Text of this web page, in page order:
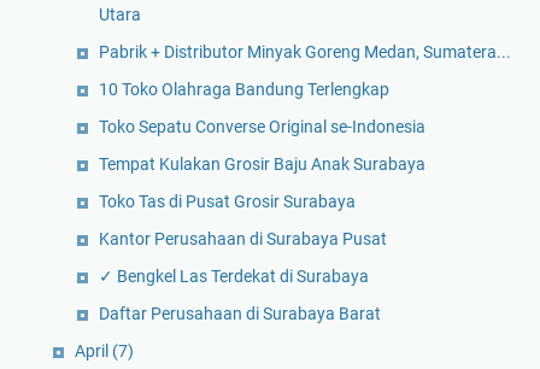
Utara
Pabrik + Distributor Minyak Goreng Medan, Sumatera...
10 Toko Olahraga Bandung Terlengkap
Toko Sepatu Converse Original se-Indonesia
Tempat Kulakan Grosir Baju Anak Surabaya
Toko Tas di Pusat Grosir Surabaya
Kantor Perusahaan di Surabaya Pusat
✓ Bengkel Las Terdekat di Surabaya
Daftar Perusahaan di Surabaya Barat
April (7)